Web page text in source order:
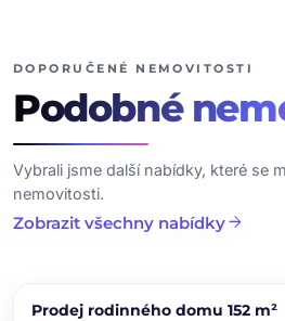
DOPORUČENÉ NEMOVITOSTI
Zobrazit všechny nabídkyarrow_forward
Podobné
Vybrali jsme další nabídky, které se
nemovitosti.
PRODEJ
Prodej rodinného domu 152 m²